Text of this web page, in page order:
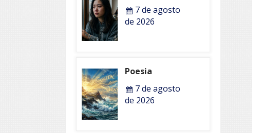
7 de agosto
de 2026
Poesia
7 de agosto
de 2026